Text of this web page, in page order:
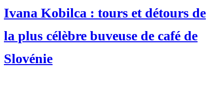
Ivana Kobilca : tours et détours de
la plus célèbre buveuse de café de
Slovénie